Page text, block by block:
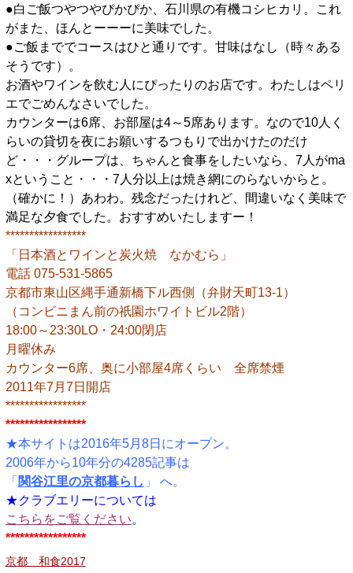
●白ご飯つやつやぴかぴか、石川県の有機コシヒカリ。これ
がまた、ほんとーーーに美味でした。
●ご飯まででコースはひと通りです。甘味はなし（時々ある
そうです）。
お酒やワインを飲む人にぴったりのお店です。わたしはペリ
エでごめんなさいでした。
カウンターは6席、お部屋は4～5席あります。なので10人く
らいの貸切を夜にお願いするつもりで出かけたのだけ
ど・・・グループは、ちゃんと食事をしたいなら、7人がma
xということ・・・7人分以上は焼き網にのらないからと。
（確かに！）あわわ。残念だったけれど、間違いなく美味で
満足な夕食でした。おすすめいたしますー！
*****************
「日本酒とワインと炭火焼 なかむら」
電話 075-531-5865
京都市東山区縄手通新橋下ル西側（弁財天町13-1）
（コンビニまん前の祇園ホワイトビル2階）
18:00～23:30LO・24:00閉店
月曜休み
カウンター6席、奥に小部屋4席くらい 全席禁煙
2011年7月7日開店
*****************
*****************
★本サイトは2016年5月8日にオープン。
2006年から10年分の4285記事は
「 関谷江里の京都暮らし 」 へ。
★クラブエリーについては
こちらをご覧ください。
*****************
京都 和食2017